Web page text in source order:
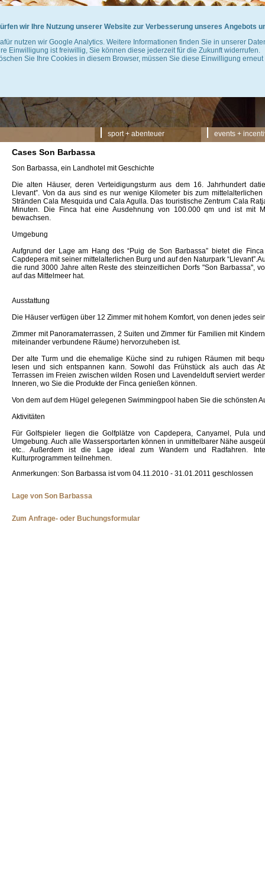
wir Ihre Nutzung unserer Website zur Verbesserung unseres Angebots
nutzen wir Google Analytics. Weitere Informationen finden Sie in unserer
Einwilligung ist freiwillig, Sie können diese jederzeit für die Zukunft widerrufen.
Sie Ihre Cookies in diesem Browser, müssen Sie diese Einwilligung erneut
sport + abenteuer events +
Cases Son Barbassa
Son Barbassa, ein Landhotel mit Geschichte
Die alten Häuser, deren Verteidigungsturm aus dem 16. Jahrhundert
Llevant”. Von da aus sind es nur wenige Kilometer bis zum
Stränden Cala Mesquida und Cala Agulla. Das touristische Zentrum Cala
Minuten. Die Finca hat eine Ausdehnung von 100.000 qm und ist mit
bewachsen.
Umgebung
Aufgrund der Lage am Hang des “Puig de Son Barbassa” bietet die
Capdepera mit seiner mittelalterlichen Burg und auf den Naturpark
die rund 3000 Jahre alten Reste des steinzeitlichen Dorfs "Son Barbassa",
auf das Mittelmeer hat.
Ausstattung
Die Häuser verfügen über 12 Zimmer mit hohem Komfort, von denen jedes
Zimmer mit Panoramaterrassen, 2 Suiten und Zimmer für Familien mit
miteinander verbundene Räume) hervorzuheben ist.
Der alte Turm und die ehemalige Küche sind zu ruhigen Räumen mit
lesen und sich entspannen kann. Sowohl das Frühstück als auch das
Terrassen im Freien zwischen wilden Rosen und Lavendelduft serviert
Inneren, wo Sie die Produkte der Finca genießen können.
Von dem auf dem Hügel gelegenen Swimmingpool haben Sie die schönsten
Aktivitäten
Für Golfspieler liegen die Golfplätze von Capdepera, Canyamel, Pula
Umgebung. Auch alle Wassersportarten können in unmittelbarer Nähe
etc.. Außerdem ist die Lage ideal zum Wandern und Radfahren.
Kulturprogrammen teilnehmen.
Anmerkungen: Son Barbassa ist vom 04.11.2010 - 31.01.2011 geschlossen
Lage von Son Barbassa
Zum Anfrage- oder Buchungsformular